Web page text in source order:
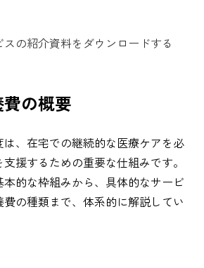
スの紹介資料をダウンロードする
の概要
、在宅での継続的な医療ケアを必
援するための重要な仕組みです。
本的な枠組みから、具体的なサービ
の種類まで、体系的に解説してい